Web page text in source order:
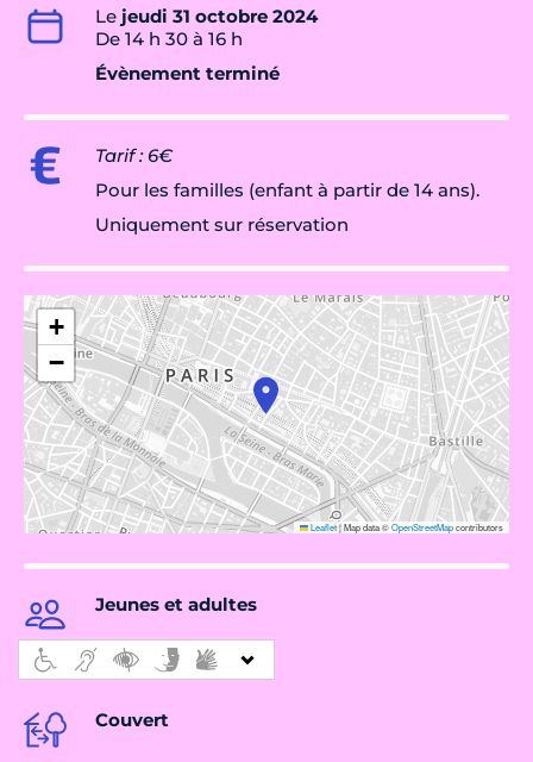
Le jeudi 31 octobre 2024
De 14 h 30 à 16 h
Évènement terminé
Tarif : 6€
Pour les familles (enfant à partir de 14 ans).
Uniquement sur réservation
+
−
Leaflet|Map data ©OpenStreetMapcontributors
Jeunes et adultes
Couvert